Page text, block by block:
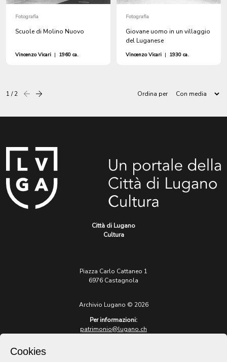
Fotografia
Scuole di Molino Nuovo
Vincenzo Vicari | 1960 ca.
Fotografia
Giovane uomo in un villaggio
del Luganese
Vincenzo Vicari | 1930 ca.
1 / 2 Precedentesuccessiva Ordina per
Città di Lugano
Cultura
Piazza Carlo Cattaneo 1
6976 Castagnola
Archivio Lugano © 2026
Per informazioni:
patrimonio@lugano.ch
Cookies